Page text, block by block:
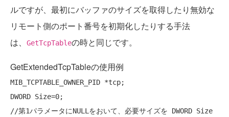
ルですが、最初にバッファのサイズを取得したり無効な
リモート側のポート番号を初期化したりする手法
は、
GetTcpTableの時と同じです。
GetExtendedTcpTableの使用例
MIB_TCPTABLE_OWNER_PID *tcp;
//第1パラメータにNULLをおいて、必要サイズを DWORD Size